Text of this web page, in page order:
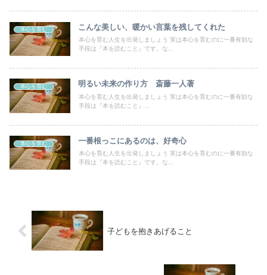
本心を育む こんな美しい、暖かい言葉を残してくれた
本心を育む人生を出発しましょう 実は本心を育むのに一番有効な
手段は『本を読むこと』です。な...
本心を育む 明るい未来の作り方 斎藤一人著
本心を育む人生を出発しましょう 実は本心を育むのに一番有効な
手段は『本を読むこと』...
本心を育む 一番根っこにあるのは、好奇心
本心を育む人生を出発しましょう 実は本心を育むのに一番有効な
手段は『本を読むこと』です。な...
子どもを抱きあげること